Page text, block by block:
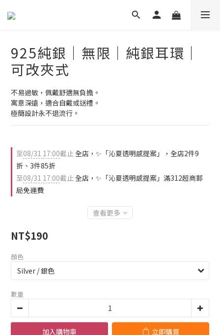
925純銀｜無限｜純銀耳環｜
可改夾式
不易過敏，佩戴舒適無負擔。
寓意深遠，適合自戴或送禮。
極簡設計永不退流行。
至08/31 17:00截止全店，✨「沁夏透明感提案」，全店2件9
折、3件85折
至08/31 17:00截止全店，✨「沁夏透明感提案」滿312超商郵
局免運費
查看更多
NT$190
顏色
數量
加入購物車 立即購買